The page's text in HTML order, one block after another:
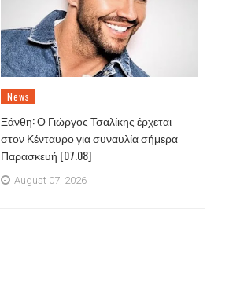
News
Ξάνθη: Ο Γιώργος Τσαλίκης έρχεται
στον Κένταυρο για συναυλία σήμερα
Παρασκευή [07.08]
August 07, 2026